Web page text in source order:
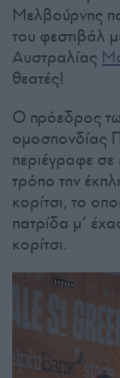
Μελβούρνης
του φεστιβάλ
Αυστραλίας
θεατές!
Ο πρόεδρος
ομοσπονδίας
περιέγραφε
τρόπο την
κορίτσι, το
πατρίδα μ’
κορίτσι.